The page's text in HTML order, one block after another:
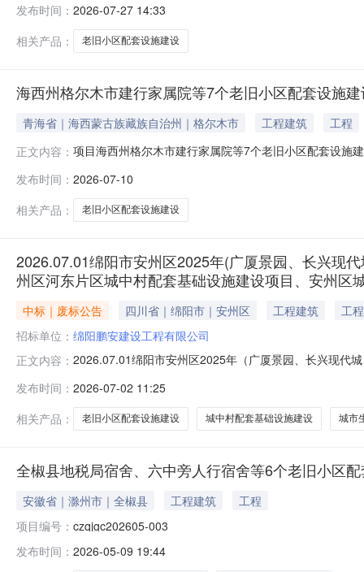
中江县三、公告发布日期2026年07月27日14:08:43四、
效。免责申明
发布时间： 2026-07-27 14:33
相关产品：
老旧小区配套设施建设
海西州格尔木市建行家属院等7个老旧小区配套设施
青海省｜海西蒙古族藏族自治州｜格尔木市 工程建筑
工程
正文内容： 项目海西州格尔木市建行家属院等7个老旧小区配套设施
本项目位于青海省海西藏族蒙古族自治州青海省格尔木
旧小区，基本覆盖整个格尔木市，交通条件较
发布时间： 2026-07-10
相关产品：
老旧小区配套设施建设
2026.07.01绵阳市安州区2025年(广厦景园、长兴现
州区河东片区城中村配套基础设施建设项目、安州
中标｜废标公告 四川省｜绵阳市｜安州区 工程建筑
工程
招标单位： 绵阳鹏安建设工程有限公司
正文内容： 2026.07.01绵阳市安州区2025年（广厦景园、长兴现代
家，根据文件及本公司管理规程，本次竞争性谈判作流
发布时间： 2026-07-02 11:25
相关产品：
老旧小区配套设施建设 城中村配套基础设施建设 城市
全椒县地税局宿舍、六中旁人行宿舍等6个老旧小区
安徽省｜滁州市｜全椒县 工程建筑
工程
项目编号： czqjgc202605-003
发布时间： 2026-05-09 19:44